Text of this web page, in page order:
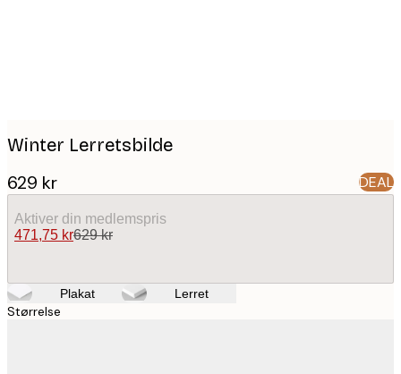
Winter Lerretsbilde
629 kr DEAL
Aktiver din medlemspris
471,75 kr629 kr
Plakat Lerret
Størrelse